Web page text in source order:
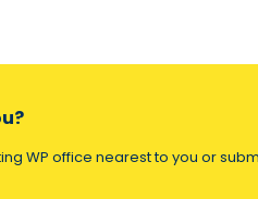
WP office nearest to you or